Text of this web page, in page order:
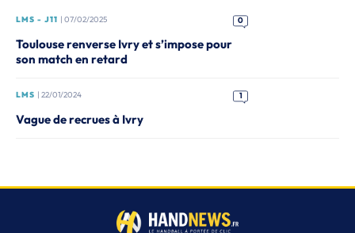
LMS - J11 | 07/02/2025 0
Toulouse renverse Ivry et s’impose pour
son match en retard
LMS | 22/01/2024 1
Vague de recrues à Ivry